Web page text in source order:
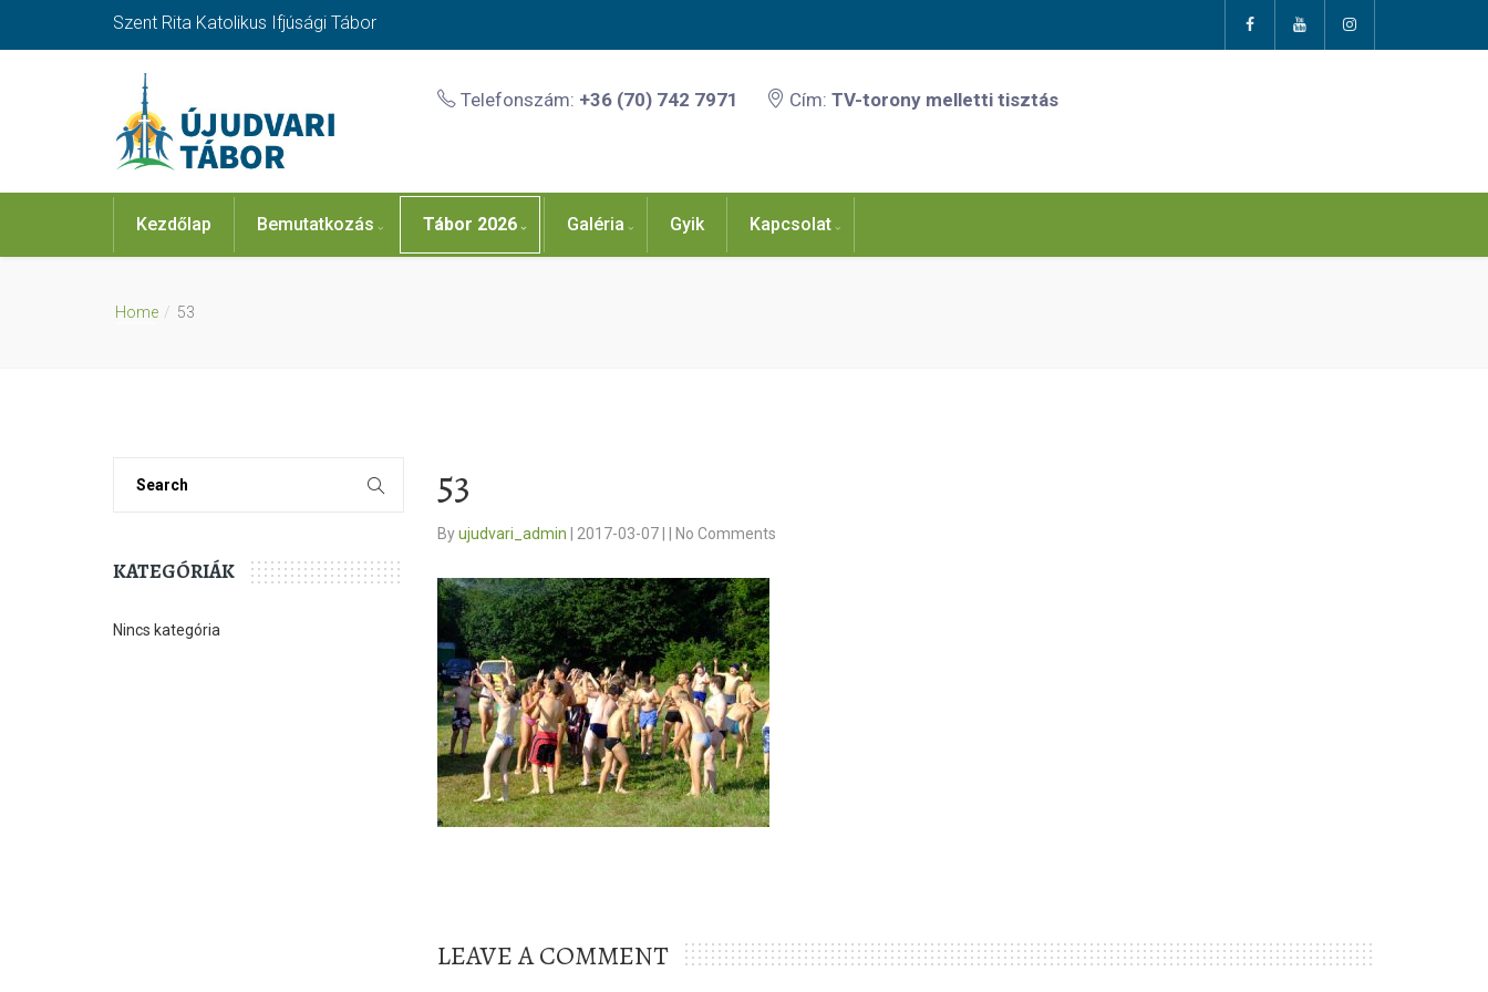
Szent Rita Katolikus Ifjúsági Tábor
Telefonszám: +36 (70) 742 7971 Cím: TV-torony melletti tisztás
Kezdőlap Bemutatkozás Tábor 2026 Galéria Gyik Kapcsolat
Home 53
KATEGÓRIÁK
Nincs kategória
53
Byujudvari_admin 2017-03-07 No Comments
LEAVE A COMMENT